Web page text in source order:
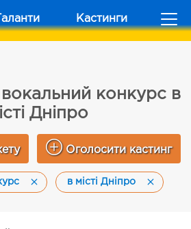
Таланти Кастинги
вокальний конкурс в
Дніпро
Оголосити кастинг
в місті Дніпро